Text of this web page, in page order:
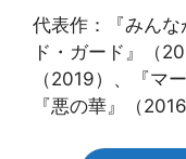
代表作：『みん
ド・ガード』（
（2019）、『マ
『悪の華』（2016